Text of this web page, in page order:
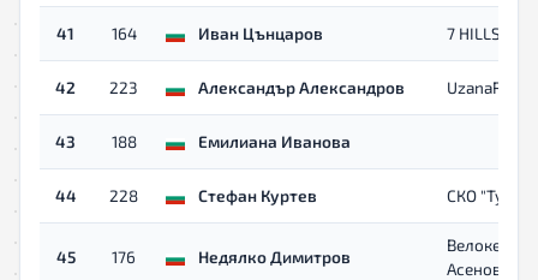
41 164 Иван Цънцаров 7 HILLS
42 223 Александър Александров UzanaRuns
43 188 Емилиана Иванова
44 228 Стефан Куртев СКО "Туида"
45 176 Недялко Димитров
Асеновград